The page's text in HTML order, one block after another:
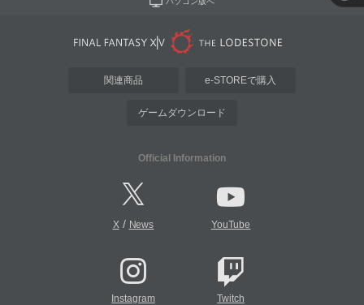
関連商品 e-STOREで購入
ゲームダウンロード
Official Information
X/ News YouTube
Instagram Twitch